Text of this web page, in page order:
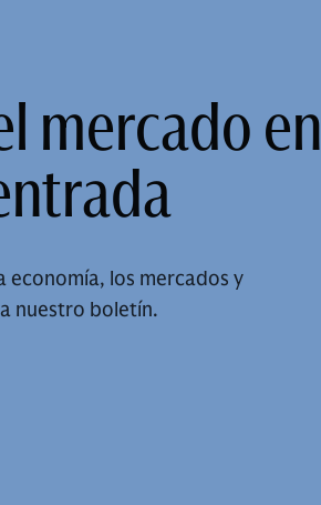
mercado en
economía, los mercados y
nuestro boletín.